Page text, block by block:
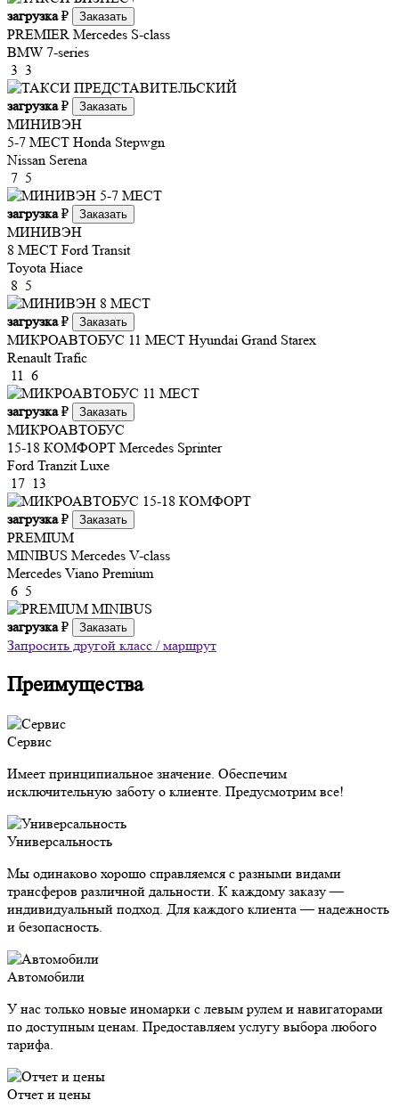
загрузка₽ Заказать
PREMIER Mercedes S-class
BMW 7-series
3 3
загрузка₽ Заказать
МИНИВЭН
5-7 МЕСТ Honda Stepwgn
Nissan Serena
7 5
загрузка₽ Заказать
МИНИВЭН
8 МЕСТ Ford Transit
Toyota Hiace
8 5
загрузка₽ Заказать
МИКРОАВТОБУС 11 МЕСТ Hyundai Grand Starex
Renault Trafic
11 6
загрузка₽ Заказать
МИКРОАВТОБУС
15-18 КОМФОРТ Mercedes Sprinter
Ford Tranzit Luxe
17 13
загрузка₽ Заказать
PREMIUM
MINIBUS Mercedes V-class
Mercedes Viano Premium
6 5
загрузка₽ Заказать
Запросить другой класс / маршрут
Преимущества
Сервис
Имеет принципиальное значение. Обеспечим
исключительную заботу о клиенте. Предусмотрим все!
Универсальность
Мы одинаково хорошо справляемся с разными видами
трансферов различной дальности. К каждому заказу —
индивидуальный подход. Для каждого клиента — надежность
и безопасность.
Автомобили
У нас только новые иномарки с левым рулем и навигаторами
по доступным ценам. Предоставляем услугу выбора любого
тарифа.
Отчет и цены